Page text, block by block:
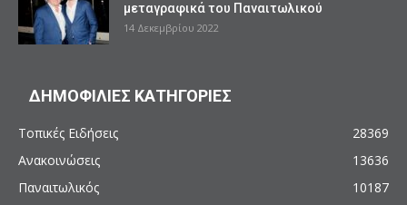
μεταγραφικά του Παναιτωλικού
14 Δεκεμβρίου 2022
ΔΗΜΟΦΙΛΙΕΣ ΚΑΤΗΓΟΡΙΕΣ
Τοπικές Ειδήσεις
28369
Ανακοινώσεις
13636
Παναιτωλικός
10187